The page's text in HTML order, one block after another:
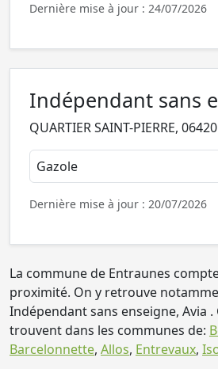
Dernière mise à jour : 24/07/2026
Indépendant sans
QUARTIER SAINT-PIERRE,
Gazole
Dernière mise à jour : 20/07/2026
La commune de Entraunes
proximité. On y retrouve
Indépendant sans enseigne, Avia .
trouvent dans les communes de:
Barcelonnette, Allos, Entrevaux,